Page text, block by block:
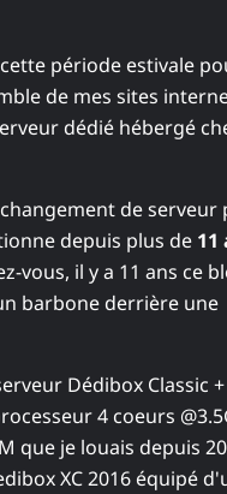
période estivale
de mes sites
dédié hébergé
de serveur
depuis plus de 11
vous, il y a 11 ans ce
barbone derrière une
Dédibox Classic
4 coeurs
que je louais depuis
XC 2016 équipé